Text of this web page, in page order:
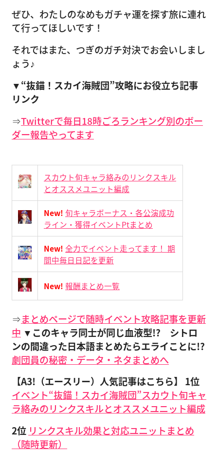
ぜひ、わたしのなめもガチャ運を探す旅に連れ
て行ってほしいです！
それではまた、つぎのガチ対決でお会いしまし
ょう♪
▼“抜錨！スカイ海賊団”攻略にお役立ち記事
リンク
⇒Twitterで毎日18時ごろランキング別のボー
ダー報告やってます
スカウト旬キャラ絡みのリンクスキル
とオススメユニット編成
New! 旬キャラボーナス・各公演成功
ライン・獲得イベントPtまとめ
New! 全力でイベント走ってます！ 期
間中毎日日記を更新
New! 報酬まとめ一覧
⇒まとめページで随時イベント攻略記事を更新
中 ▼このキャラ同士が同じ血液型!? シトロ
ンの間違った日本語まとめたらエライことに!?
劇団員の秘密・データ・ネタまとめへ
【A3!（エースリー）人気記事はこちら】
1位
イベント“抜錨！スカイ海賊団”スカウト旬キャ
ラ絡みのリンクスキルとオススメユニット編成
2位 リンクスキル効果と対応ユニットまとめ
（随時更新）